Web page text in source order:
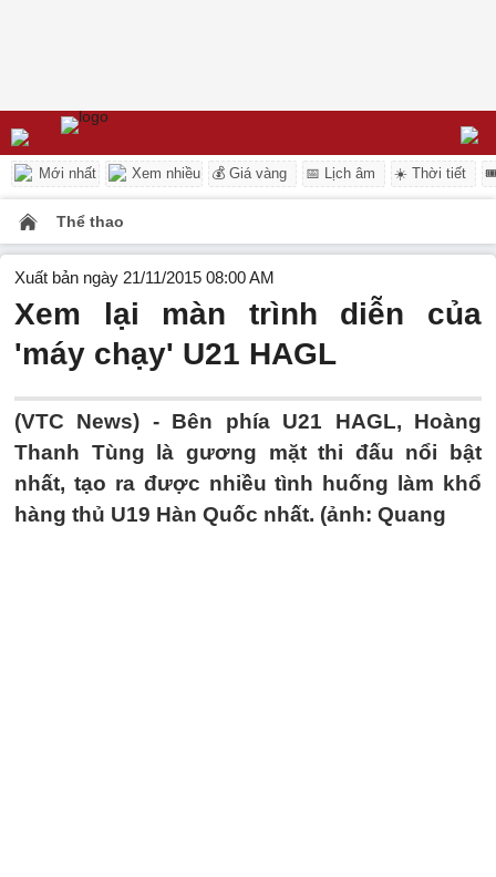
Mới nhất Xem nhiều 💰 Giá vàng 📅 Lịch âm ☀️ Thời tiết
Thể thao
Xuất bản ngày 21/11/2015 08:00 AM
Xem lại màn trình diễn của
'máy chạy' U21 HAGL
(VTC News) - Bên phía U21 HAGL, Hoàng
Thanh Tùng là gương mặt thi đấu nổi bật
nhất, tạo ra được nhiều tình huống làm khổ
hàng thủ U19 Hàn Quốc nhất. (ảnh: Quang